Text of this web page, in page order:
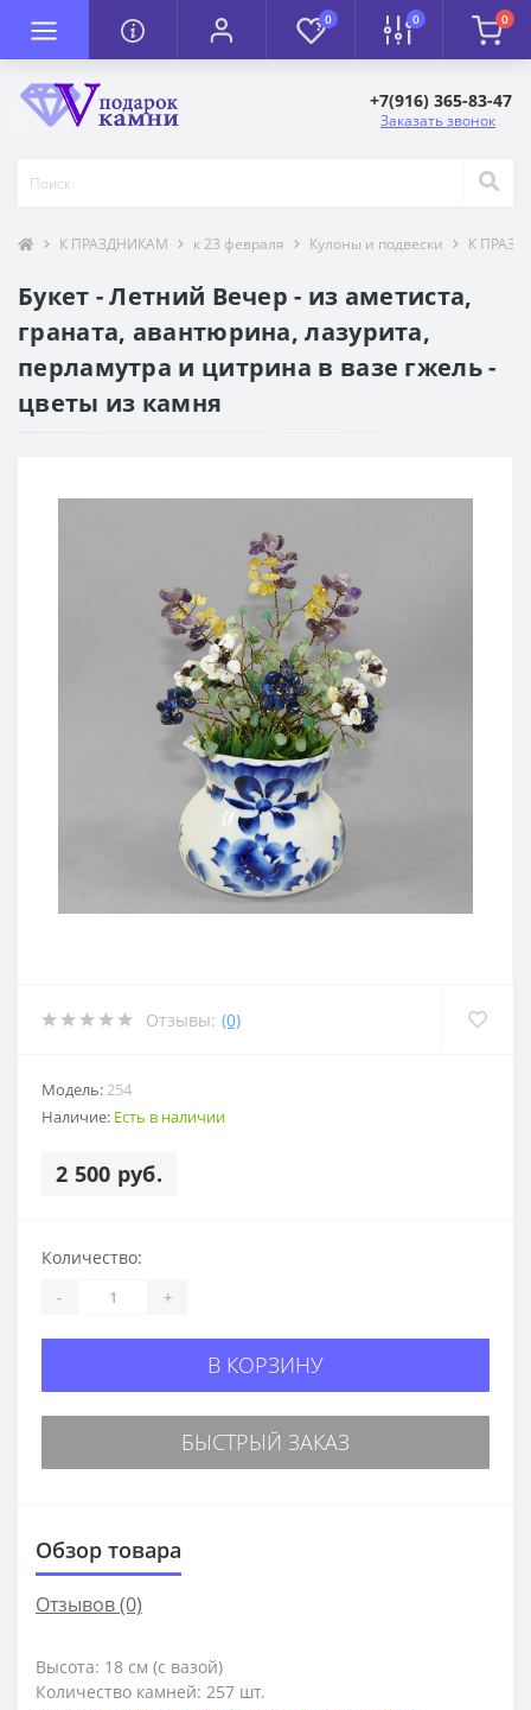
0 0 0
+7(916) 365-83-47
Заказать звонок
К ПРАЗДНИКАМ к 23 февраля Кулоны и подвески К
Букет - Летний Вечер - из аметиста,
граната, авантюрина, лазурита,
перламутра и цитрина в вазе гжель -
цветы из камня
Отзывы: (0)
Модель:254
Наличие: Есть в наличии
2 500 руб.
Количество:
- +
В КОРЗИНУ
БЫСТРЫЙ ЗАКАЗ
Обзор товара
Отзывов (0)
Высота: 18 см (с вазой)
Количество камней: 257 шт.